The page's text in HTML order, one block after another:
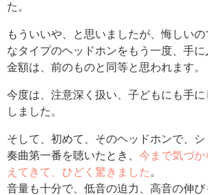
た。
もういいや、と思いましたが、悔しいの
なタイプのヘッドホンをもう一度、手に
金額は、前のものと同等と思われます。
今度は、注意深く扱い、子どもにも手
しました。
そして、初めて、そのヘッドホンで、
奏曲第一番を聴いたとき、 今まで気づか
えてきて、ひどく驚きました 。
音量も十分で、低音の迫力、高音の伸び